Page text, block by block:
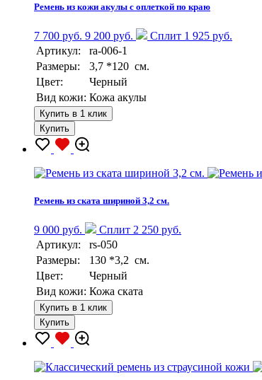
Ремень из кожи акулы с оплеткой по краю
7 700 руб. 9 200 руб.
Сплит 1 925 руб.
Артикул:
ra-006-1
Размеры:
3,7 *120 см.
Цвет:
Черный
Вид кожи: Кожа акулы
Купить в 1 клик
Купить
Ремень из ската шириной 3,2 см.
9 000 руб.
Сплит 2 250 руб.
Артикул:
rs-050
Размеры:
130 *3,2 см.
Цвет:
Черный
Вид кожи: Кожа ската
Купить в 1 клик
Купить